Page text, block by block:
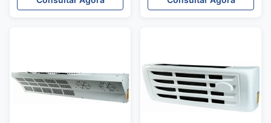
Temperatura de -20°C a
paralelo e compressor